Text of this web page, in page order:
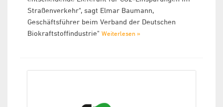
Straßenverkehr", sagt Elmar Baumann,
Geschäftsführer beim Verband der Deutschen
Biokraftstoffindustrie" Weiterlesen »